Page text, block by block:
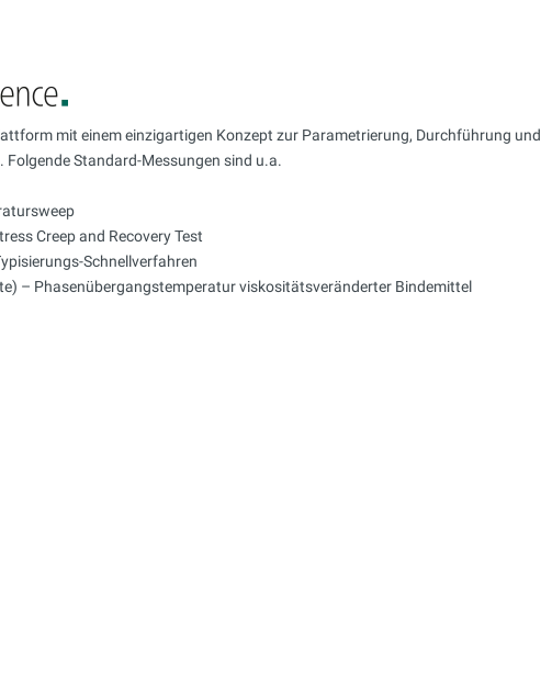
mit einem einzigartigen Konzept zur Parametrierung, Durchführung und
Standard-Messungen sind u.a.
Creep and Recovery Test
Schnellverfahren
– Phasenübergangstemperatur viskositätsveränderter Bindemittel